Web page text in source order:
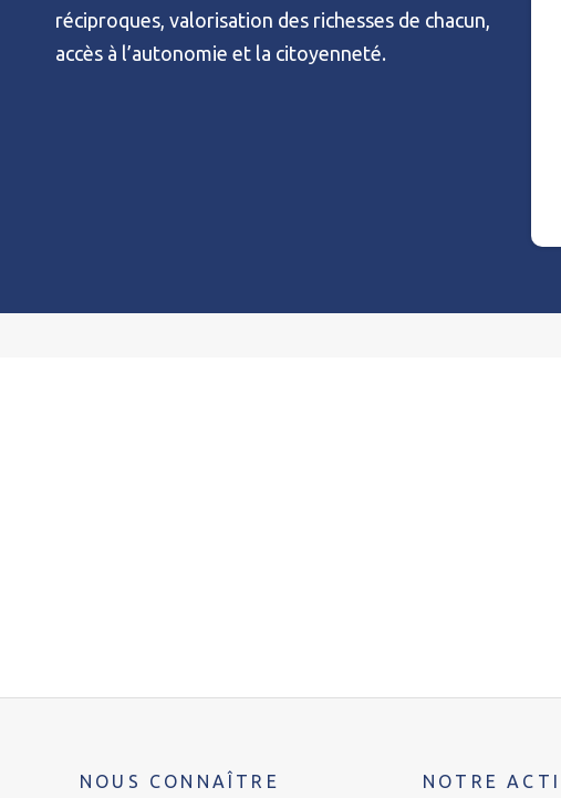
réciproques, valorisation des richesses de chacun,
accès à l’autonomie et la citoyenneté.
NOUS CONNAÎTRE NOTRE